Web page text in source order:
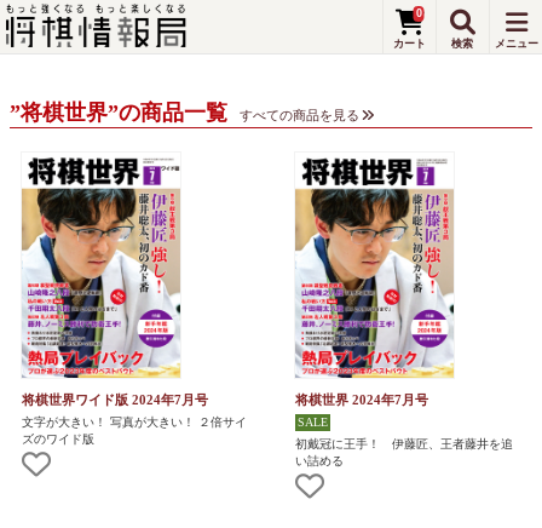
0
”将棋世界”の商品一覧 すべての商品を見る
将棋世界ワイド版 2024年7月号
文字が大きい！ 写真が大きい！ ２倍サイ
ズのワイド版
将棋世界 2024年7月号
初戴冠に王手！ 伊藤匠、王者藤井を追
い詰める